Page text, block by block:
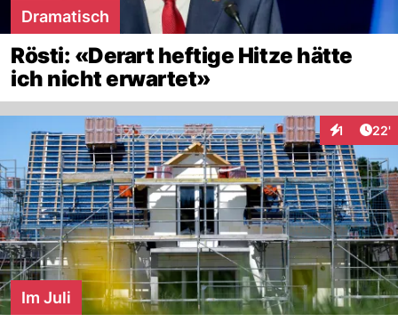
Dramatisch
Rösti: «Derart heftige Hitze hätte
ich nicht erwartet»
1 22'
Im Juli